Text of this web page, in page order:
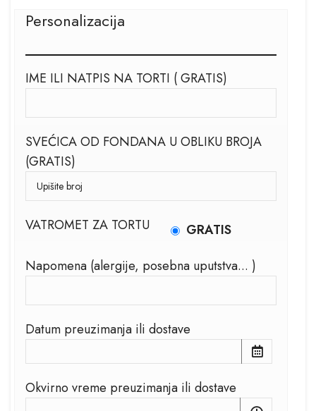
Personalizacija
IME ILI NATPIS NA TORTI ( GRATIS)
SVEĆICA OD FONDANA U OBLIKU BROJA
(GRATIS)
VATROMET ZA TORTU
GRATIS
Napomena (alergije, posebna uputstva... )
Datum preuzimanja ili dostave
Okvirno vreme preuzimanja ili dostave